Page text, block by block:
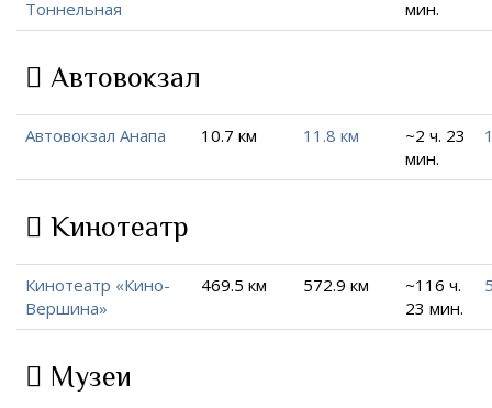
Тоннельная мин.
Автовокзал
Автовокзал Анапа 10.7 км 11.8 км
~2 ч. 23
мин.
Кинотеатр
Кинотеатр «Кино-
Вершина»
469.5 км 572.9 км
~116 ч.
23 мин.
Музеи